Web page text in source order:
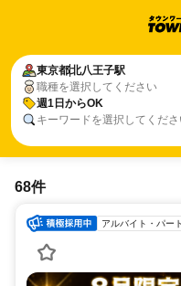
東京都北八王子駅
職種を選択してください
週1日からOK
キーワードを選択してくだ
68件
アルバイト・パート